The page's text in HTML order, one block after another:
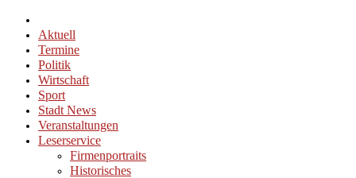
Aktuell
Termine
Politik
Wirtschaft
Sport
Stadt News
Veranstaltungen
Leserservice
Firmenportraits
Historisches